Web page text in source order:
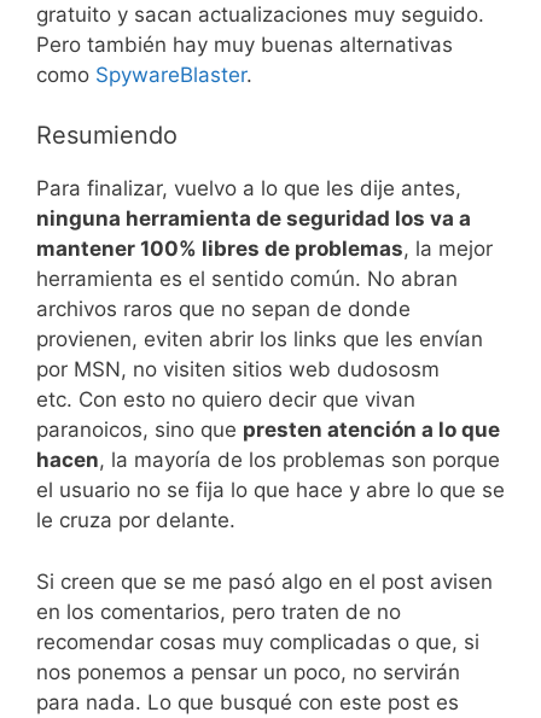
gratuito y sacan actualizaciones muy seguido.
Pero también hay muy buenas alternativas
como SpywareBlaster.
Resumiendo
Para finalizar, vuelvo a lo que les dije antes,
ninguna herramienta de seguridad los va a
mantener 100% libres de problemas, la mejor
herramienta es el sentido común. No abran
archivos raros que no sepan de donde
provienen, eviten abrir los links que les envían
por MSN, no visiten sitios web dudososm
etc. Con esto no quiero decir que vivan
paranoicos, sino que presten atención a lo que
hacen, la mayoría de los problemas son porque
el usuario no se fija lo que hace y abre lo que se
le cruza por delante.
Si creen que se me pasó algo en el post avisen
en los comentarios, pero traten de no
recomendar cosas muy complicadas o que, si
nos ponemos a pensar un poco, no servirán
para nada. Lo que busqué con este post es